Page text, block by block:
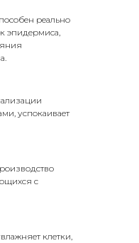
реально
эпидермиса,
успокаивает
с
клетки,